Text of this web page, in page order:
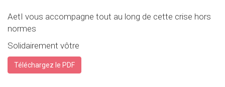
AetI vous accompagne tout au long de cette crise hors
normes
Solidairement vôtre
Téléchargez le PDF